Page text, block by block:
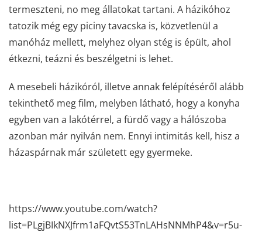
termeszteni, no meg állatokat tartani. A házikóhoz
tatozik még egy piciny tavacska is, közvetlenül a
manóház mellett, melyhez olyan stég is épült, ahol
étkezni, teázni és beszélgetni is lehet.
A mesebeli házikóról, illetve annak felépítéséről alább
tekinthető meg film, melyben látható, hogy a konyha
egyben van a lakótérrel, a fürdő vagy a hálószoba
azonban már nyilván nem. Ennyi intimitás kell, hisz a
házaspárnak már született egy gyermeke.
https://www.youtube.com/watch?
list=PLgjBIkNXJfrm1aFQvtS53TnLAHsNNMhP4&v=r5u-